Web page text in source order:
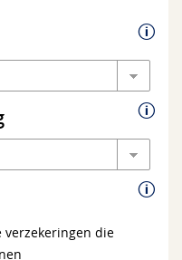
verzekeringen die